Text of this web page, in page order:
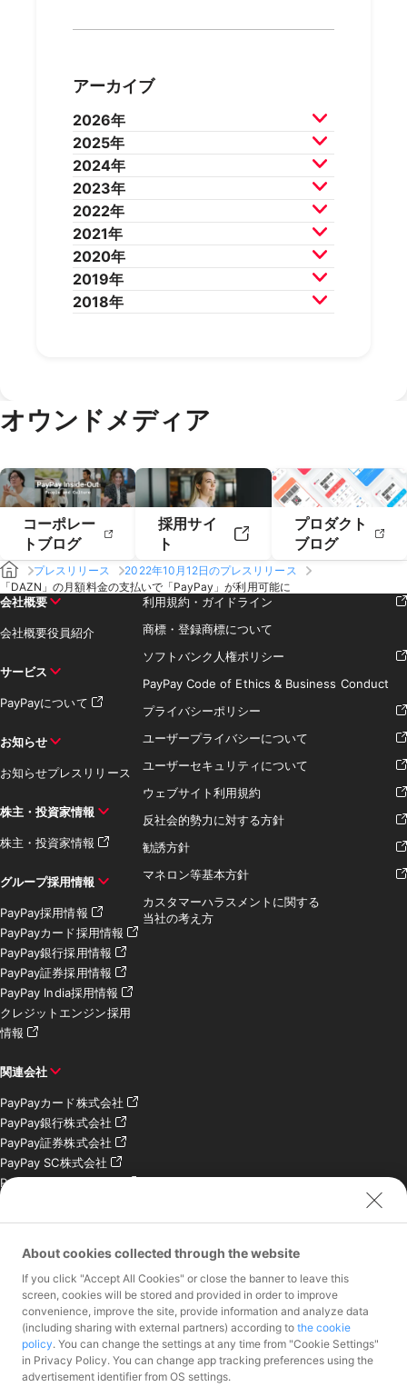
アーカイブ
2026年
2026年7月 2026年6月
2026年5月 2026年4月
2026年3月 2026年2月
2025年
2025年12月2025年11月
2025年10月2025年9月
2025年8月 2025年7月
2025年6月
2025年4月
2025年2月
2024年
2024年12月2024年11月
2024年10月2024年9月
2024年8月 2024年7月
2024年6月
2024年4月
2024年2月
2023年
2023年12月2023年11月
2023年10月2023年9月
2023年8月 2023年7月
2023年6月
2023年4月
2022年
2022年12月2022年11月
2022年10月2022年9月
2022年8月 2022年7月
2022年6月
2021年
2021年12月2021年11月
2021年10月2021年9月
2021年8月 2021年7月
2020年
2020年12月2020年11月
2020年10月2020年9月
2019年
2019年12月2019年11月
2019年2月
2019年1月
2018年
オウンドメディア
コーポレー
トブログ
採用サイ
ト
プロダクト
ブログ
プレスリリース
2022年10月12日のプレスリリース
「DAZN」の月額料金の支払いで「PayPay」が利用可能に
会社概要
会社概要役員紹介
サービス
PayPayについて
お知らせ
お知らせプレスリリース
株主・投資家情報
株主・投資家情報
グループ採用情報
PayPay採用情報
PayPayカード採用情報
PayPay銀行採用情報
PayPay証券採用情報
PayPay India採用情報
クレジットエンジン採用
情報
関連会社
PayPayカード株式会社
PayPay銀行株式会社
PayPay証券株式会社
PayPay SC株式会社
PayPay India Pvt. Ltd.
会社
お問い合わせ
加盟店様専用お問い合わ
報道関係者様専用お問い
合わせ
株主・投資家様専用お問
利用規約・ガイドライン
商標・登録商標について
ソフトバンク人権ポリシー
PayPay Code of Ethics & Business Conduct
プライバシーポリシー
ユーザープライバシーについて
ユーザーセキュリティについて
ウェブサイト利用規約
反社会的勢力に対する方針
勧誘方針
マネロン等基本方針
カスタマーハラスメントに関する
当社の考え方
About cookies collected through the website
If you click "Accept All Cookies" or close the banner to leave this
screen, cookies will be stored and provided in order to improve
convenience, improve the site, provide information and analyze data
(including sharing with external partners) according to the cookie
policy. You can change the settings at any time from "Cookie Settings"
in Privacy Policy. You can change app tracking preferences using the
advertisement identifier from OS settings.